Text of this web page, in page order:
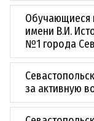
Обучающиеся
имени В.И.
№1 города
за активную